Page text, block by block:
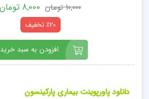
10,000 تومان 8,000 تومان
٪20 تخفیف
افزودن به سبد خرید
دانلود پاورپوینت بیماری پارکینسون